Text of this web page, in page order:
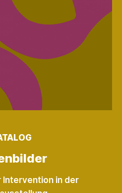
Intervention in der